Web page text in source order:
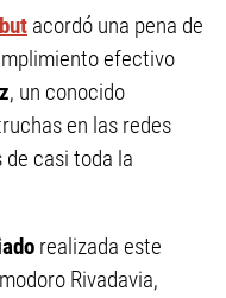
acordó una pena de
efectivo
, un conocido
en las redes
de casi toda la
realizada este
Rivadavia,